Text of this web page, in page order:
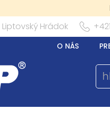
Liptovský Hrádok
O NÁS